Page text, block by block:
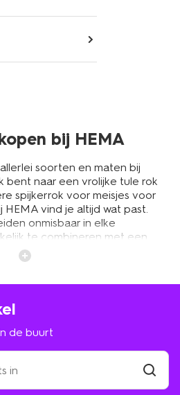
bij HEMA
soorten en maten bij
bent naar een vrolijke tule rok
spijkerrok voor meisjes voor
HEMA vind je altijd wat past.
onmisbaar in elke
te combineren met een
Bij HEMA vind je
lengtes en kleuren. Zo
voor elke gelegenheid.
een verjaardag of een dagje
voor kinderen en vind de
de buurt